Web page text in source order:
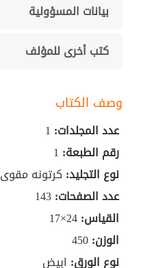
بيانات المسؤولية
كتب أخرى للمؤلف
وصف الكتاب
عدد المجلدات: 1
رقم الطبعة: 1
نوع التجليد: كرتونه مقوى
عدد الصفحات:143
القياس:24×17
الوزن:450
نوع الورق: ابيض